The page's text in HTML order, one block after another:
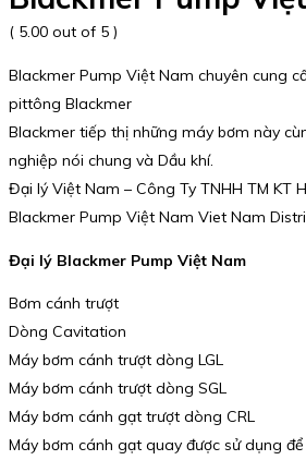
( 5.00 out of 5 )
Blackmer Pump Việt Nam chuyên cung
pittông Blackmer
Blackmer tiếp thị những máy bơm này
nghiệp nói chung và Dầu khí.
Đại lý Việt Nam – Công Ty TNHH TM KT
Blackmer Pump Việt Nam Viet Nam
Đại lý Blackmer Pump Việt Nam
Bơm cánh trượt
Dòng Cavitation
Máy bơm cánh trượt dòng LGL
Máy bơm cánh trượt dòng SGL
Máy bơm cánh gạt trượt dòng CRL
Máy bơm cánh gạt quay được sử dụng